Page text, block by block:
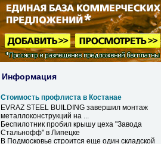
Информация
Стоимость профлиста в Костанае
EVRAZ STEEL BUILDING завершил монтаж
металлоконструкций на ...
Беспилотник пробил крышу цеха "Завода
Стальнофф" в Липецке
В Подмосковье строится еще один складской